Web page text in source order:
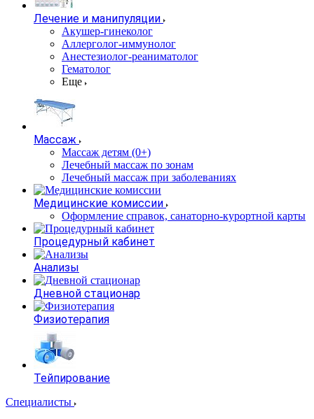
Лечение и манипуляции
Акушер-гинеколог
Аллерголог-иммунолог
Анестезиолог-реаниматолог
Гематолог
Еще
Массаж
Массаж детям (0+)
Лечебный массаж по зонам
Лечебный массаж при заболеваниях
Медицинские комиссии
Оформление справок, санаторно-курортной карты
Процедурный кабинет
Анализы
Дневной стационар
Физиотерапия
Тейпирование
Специалисты